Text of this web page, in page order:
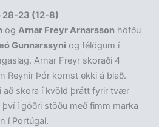
28-23 (12-8)
og Arnar Freyr Arnarsson höfðu
Gunnarssyni og félögum í
Arnar Freyr skoraði 4
Reynir Þór komst ekki á blað.
að skora í kvöld þrátt fyrir tvær
í góðri stöðu með fimm marka
í Portúgal.